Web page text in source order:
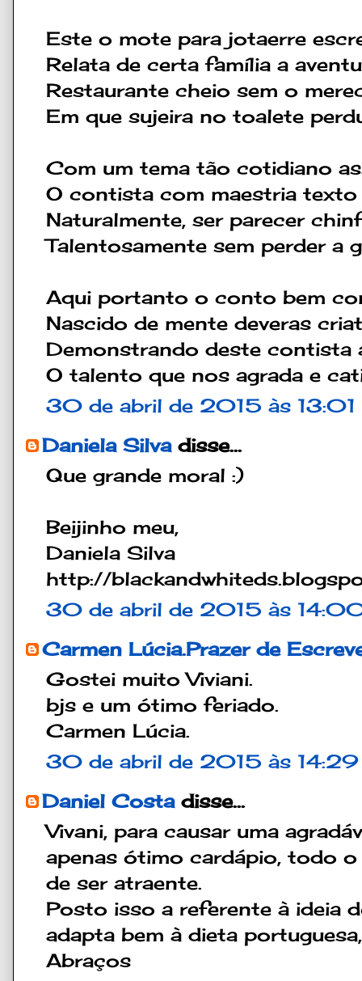
Este o mote para jotaerre
Relata de certa família a
Restaurante cheio sem o
Em que sujeira no toalete
Com um tema tão cotidiano
O contista com maestria texto
Naturalmente, ser parecer
Talentosamente sem perder a
Aqui portanto o conto bem
Nascido de mente deveras
Demonstrando deste contista
O talento que nos agrada e
30 de abril de 2015 às 13:01
Daniela Silvadisse...
Que grande moral :)
Beijinho meu,
Daniela Silva
http://
30 de abril de 2015 às
Carmen Lúcia.Prazer de
Gostei muito Viviani.
bjs e um ótimo feriado.
Carmen Lúcia.
30 de abril de 2015 às 14:29
Daniel Costadisse...
Vivani, para causar uma
apenas ótimo cardápio, todo
de ser atraente.
Posto isso a referente à ideia
adapta bem à dieta
Abraços